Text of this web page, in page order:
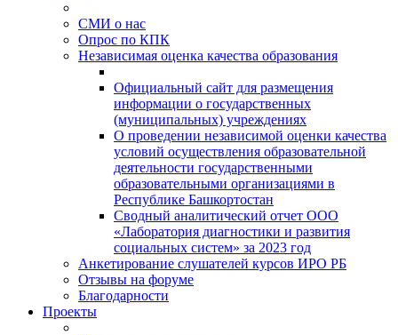
СМИ о нас
Опрос по КПК
Независимая оценка качества образования
Официальный сайт для размещения
информации о государственных
(муниципальных) учреждениях
О проведении независимой оценки качества
условий осуществления образовательной
деятельности государственными
образовательными организациями в
Республике Башкортостан
Сводный аналитический отчет ООО
«Лаборатория диагностики и развития
социальных систем» за 2023 год
Анкетирование слушателей курсов ИРО РБ
Отзывы на форуме
Благодарности
Проекты